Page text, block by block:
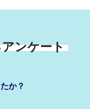
ンケート
か？